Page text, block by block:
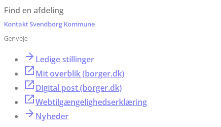
Find en afdeling
Kontakt Svendborg Kommune
Genveje
Ledige stillinger
Mit overblik (borger.dk)
Digital post (borger.dk)
Webtilgængelighedserklæring
Nyheder